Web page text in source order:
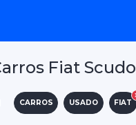
Fiat Scudo
CARROS USADO FIAT